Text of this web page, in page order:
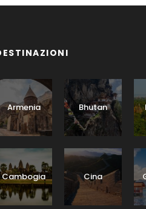
Armenia Bhutan
Cambogia Cina